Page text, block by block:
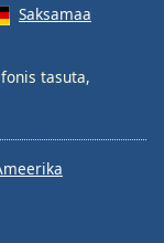
Saksamaa
tasuta,